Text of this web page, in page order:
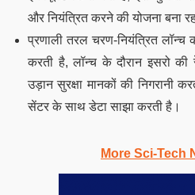
और नियंत्रित करने की योजना बना
प्रणाली तरल चरण-नियंत्रित
करती है, लॉन्च के दौरान इसरो की
उड़ान सुरक्षा मानकों की निगरानी
सेंटर के साथ डेटा साझा करती है।
More Sci-Tech